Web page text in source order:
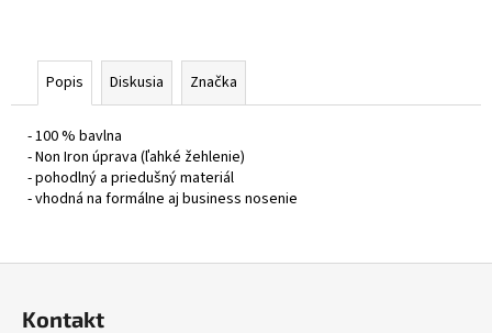
Popis Diskusia Značka
- 100 % bavlna
- Non Iron úprava (ľahké žehlenie)
- pohodlný a priedušný materiál
- vhodná na formálne aj business nosenie
Kontakt